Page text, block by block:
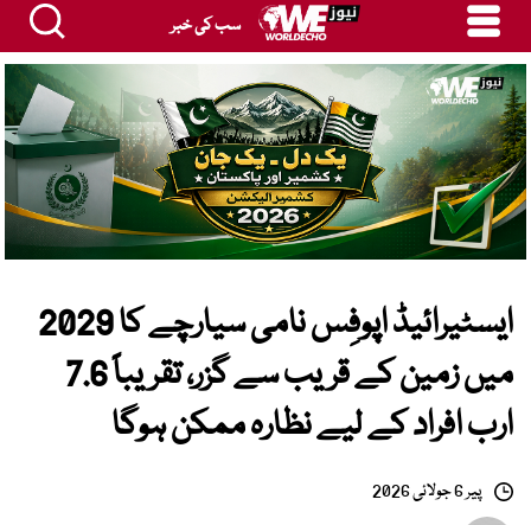
سب کی خبر
ایسٹیرائیڈ اپوفِس نامی سیارچے کا 2029
میں زمین کے قریب سے گزر، تقریباً 7.6
ارب افراد کے لیے نظارہ ممکن ہوگا
پیر 6 جولائی 2026